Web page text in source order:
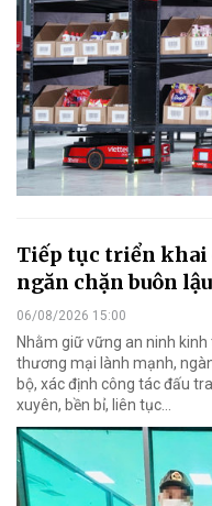
Tiếp tục triển khai
ngăn chặn buôn
06/08/2026 15:00
Nhằm giữ vững an ninh
thương mại lành mạnh,
bộ, xác định công tác đấu
xuyên, bền bỉ, liên tục…